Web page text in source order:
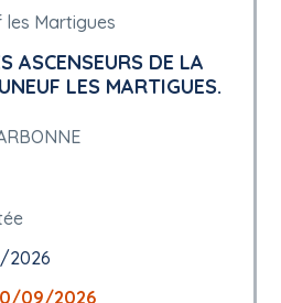
les Martigues
ASCENSEURS DE LA
LES MARTIGUES.
2026
09/2026